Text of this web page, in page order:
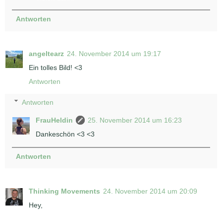
Antworten
angeltearz 24. November 2014 um 19:17
Ein tolles Bild! <3
Antworten
Antworten
FrauHeldin
25. November 2014 um 16:23
Dankeschön <3 <3
Antworten
Thinking Movements 24. November 2014 um 20:09
Hey,